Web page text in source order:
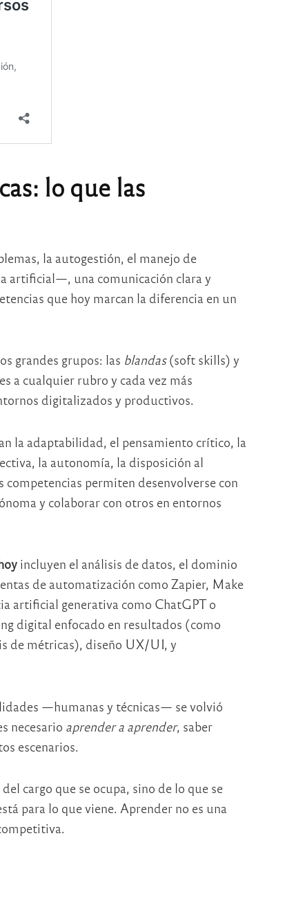
lo que las
la autogestión, el manejo de
artificial—, una comunicación clara y
que hoy marcan la diferencia en un
grandes grupos: las blandas(soft skills) y
a cualquier rubro y cada vez más
digitalizados y productivos.
la adaptabilidad, el pensamiento crítico, la
la autonomía, la disposición al
permiten desenvolverse con
y colaborar con otros en entornos
incluyen el análisis de datos, el dominio
de automatización como Zapier, Make
artificial generativa como ChatGPT o
digital enfocado en resultados (como
de métricas), diseño UX/UI, y
—humanas y técnicas— se volvió
necesario aprender a aprender, saber
escenarios.
cargo que se ocupa, sino de lo que se
para lo que viene. Aprender no es una